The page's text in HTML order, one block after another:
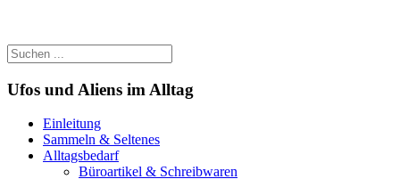
Ufos und Aliens im Alltag
Einleitung
Sammeln & Seltenes
Alltagsbedarf
Büroartikel & Schreibwaren